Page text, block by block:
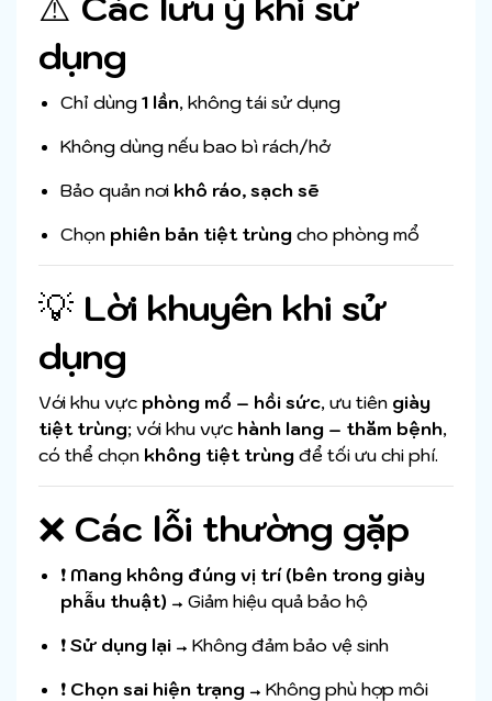
dụng
Chỉ dùng 1 lần, không tái sử dụng
Không dùng nếu bao bì rách/hở
Bảo quản nơi khô ráo, sạch sẽ
Chọn phiên bản tiệt trùng cho phòng mổ
💡 Lời khuyên khi sử
dụng
Với khu vực phòng mổ – hồi sức, ưu tiên giày
tiệt trùng; với khu vực hành lang – thăm bệnh,
có thể chọn không tiệt trùng để tối ưu chi phí.
❌ Các lỗi thường gặp
❗ Mang không đúng vị trí (bên trong giày
phẫu thuật) → Giảm hiệu quả bảo hộ
❗ Sử dụng lại → Không đảm bảo vệ sinh
❗ Chọn sai hiện trạng → Không phù hợp môi